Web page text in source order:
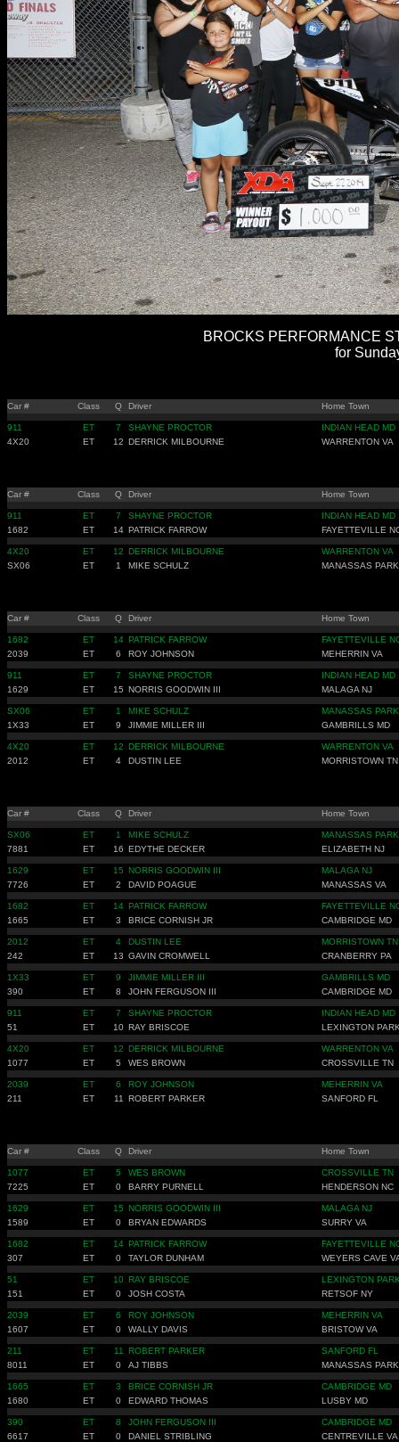
BROCKS PERFORMANCE
for
Car # Class Q Driver Home Town
911 ET 7 SHAYNE PROCTOR
INDIAN HEAD MD
4X20
ET 12 DERRICK MILBOURNE WARRENTON VA
Car # Class Q Driver Home Town
911 ET 7 SHAYNE PROCTOR
INDIAN HEAD MD
1682
ET 14 PATRICK FARROW FAYETTEVILLE
4X20 ET 12 DERRICK MILBOURNE
WARRENTON VA
SX06
ET 1 MIKE SCHULZ MANASSAS
Car # Class Q Driver Home Town
1682 ET 14 PATRICK FARROW
FAYETTEVILLE
2039
ET 6 ROY JOHNSON MEHERRIN VA
911 ET 7 SHAYNE PROCTOR
INDIAN HEAD MD
1629
ET 15 NORRIS GOODWIN III MALAGA NJ
SX06 ET 1 MIKE SCHULZ
MANASSAS
1X33
ET 9 JIMMIE MILLER III GAMBRILLS MD
4X20 ET 12 DERRICK MILBOURNE
WARRENTON VA
2012
ET 4 DUSTIN LEE MORRISTOWN TN
Car # Class Q Driver Home Town
SX06 ET 1 MIKE SCHULZ
MANASSAS
7881
ET 16 EDYTHE DECKER ELIZABETH NJ
1629 ET 15 NORRIS GOODWIN III
MALAGA NJ
7726
ET 2 DAVID POAGUE MANASSAS VA
1682 ET 14 PATRICK FARROW
FAYETTEVILLE
1665
ET 3 BRICE CORNISH JR CAMBRIDGE MD
2012 ET 4 DUSTIN LEE
MORRISTOWN TN
242
ET 13 GAVIN CROMWELL CRANBERRY PA
1X33 ET 9 JIMMIE MILLER III
GAMBRILLS MD
390
ET 8 JOHN FERGUSON III CAMBRIDGE MD
911 ET 7 SHAYNE PROCTOR
INDIAN HEAD MD
51
ET 10 RAY BRISCOE LEXINGTON
4X20 ET 12 DERRICK MILBOURNE
WARRENTON VA
1077
ET 5 WES BROWN CROSSVILLE TN
2039 ET 6 ROY JOHNSON
MEHERRIN VA
211
ET 11 ROBERT PARKER SANFORD FL
Car # Class Q Driver Home Town
1077 ET 5 WES BROWN
CROSSVILLE TN
7225
ET 0 BARRY PURNELL HENDERSON NC
1629 ET 15 NORRIS GOODWIN III
MALAGA NJ
1589
ET 0 BRYAN EDWARDS SURRY VA
1682 ET 14 PATRICK FARROW
FAYETTEVILLE
307
ET 0 TAYLOR DUNHAM WEYERS CAVE
51 ET 10 RAY BRISCOE
LEXINGTON
151
ET 0 JOSH COSTA RETSOF NY
2039 ET 6 ROY JOHNSON
MEHERRIN VA
1607
ET 0 WALLY DAVIS BRISTOW VA
211 ET 11 ROBERT PARKER
SANFORD FL
8011
ET 0 AJ TIBBS MANASSAS
1665 ET 3 BRICE CORNISH JR
CAMBRIDGE MD
1680
ET 0 EDWARD THOMAS LUSBY MD
390 ET 8 JOHN FERGUSON III
CAMBRIDGE MD
6617
ET 0 DANIEL STRIBLING CENTREVILLE VA